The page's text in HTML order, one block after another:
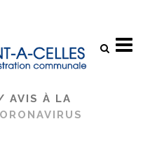
AVIS À LA